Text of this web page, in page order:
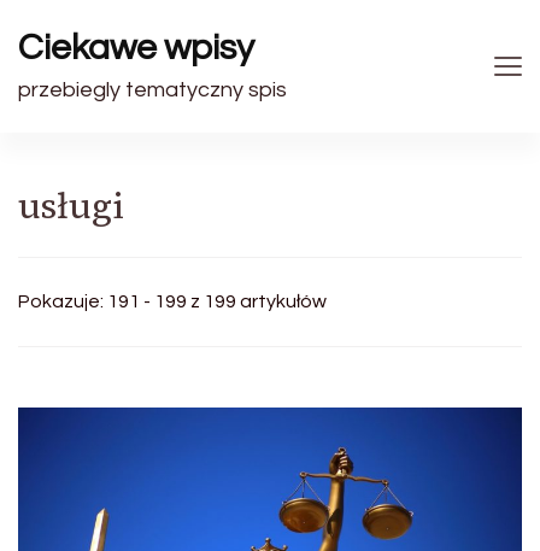
Ciekawe wpisy
przebiegly tematyczny spis
usługi
Pokazuje: 191 - 199 z 199 artykułów